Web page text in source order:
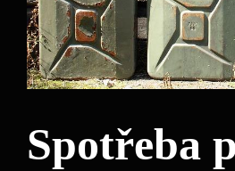
Spotřeba